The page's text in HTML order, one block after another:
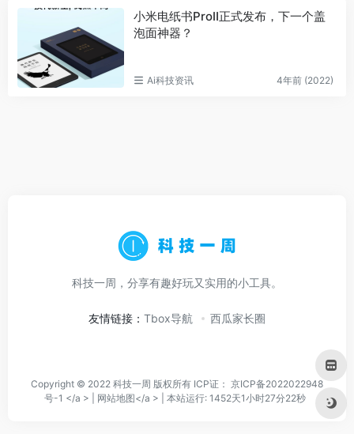
小米电纸书ProⅡ正式发布，下一个盖
泡面神器？
Ai科技资讯 4年前 (2022)
科技一周，分享有趣好玩又实用的小工具。
友情链接： Tbox导航 西瓜家长圈
Copyright © 2022 科技一周 版权所有 ICP证： 京ICP备2022022948
号-1 </a > | 网站地图</a > | 本站运行: 1452天1小时27分22秒